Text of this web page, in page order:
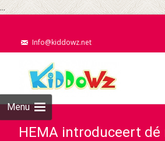
...
Info@kiddowz.net
Menu
HEMA introduceert dé